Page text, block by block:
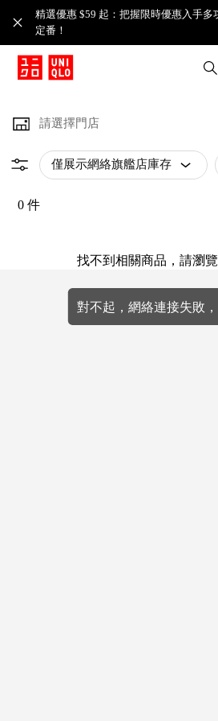
精選優惠 $59 起：把握限時優惠入手多
定番！​
請選擇門店
僅展示網絡旗艦店庫存
0 件
找不到相關商品，請瀏覽
對不起，網絡連接失敗